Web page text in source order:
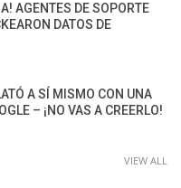
AGENTES DE SOPORTE
DATOS DE
A SÍ MISMO CON UNA
– ¡NO VAS A CREERLO!
VIEW ALL